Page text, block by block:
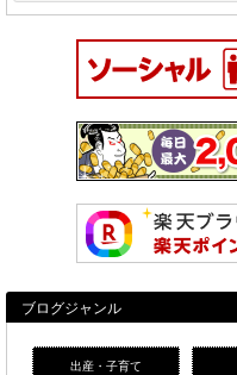
ブログジャンル
出産・子育て